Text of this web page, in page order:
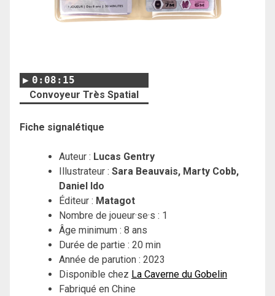
0:08:15
Convoyeur Très Spatial
Fiche signalétique
Auteur : Lucas Gentry
Illustrateur : Sara Beauvais, Marty Cobb,
Daniel Ido
Éditeur : Matagot
Nombre de joueur·se·s : 1
Âge minimum : 8 ans
Durée de partie : 20 min
Année de parution : 2023
Disponible chez La Caverne du Gobelin
Fabriqué en Chine